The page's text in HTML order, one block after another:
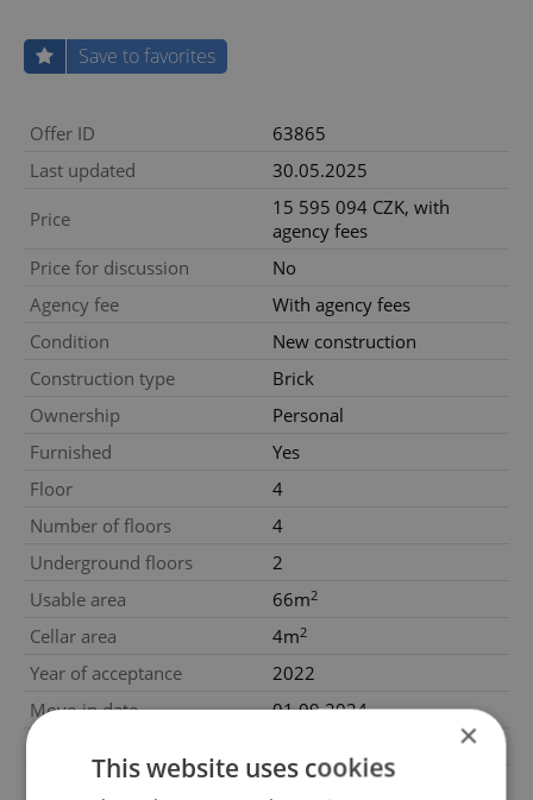
Save to favorites
Offer ID
63865
Last updated
30.05.2025
Price
15 595 094 CZK, with
agency fees
Price for discussion
No
Agency fee
With agency fees
Condition
New construction
Construction type
Brick
Ownership
Personal
Furnished
Yes
Floor
4
Number of floors
4
Underground floors
2
Usable area
66m2
Cellar area 4m2
Year of acceptance
2022
Move-in date
01.09.2024
Yes
×
This website uses cookies